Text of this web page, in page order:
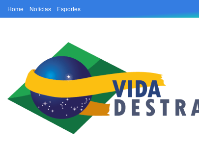
Home Notícias Esportes